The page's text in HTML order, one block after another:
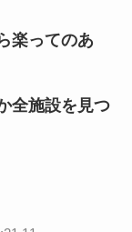
楽ってのあ
全施設を見つ